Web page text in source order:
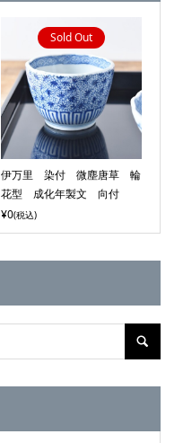
Sold Out
伊万里 染付 微塵唐草 輪
花型 成化年製文 向付
¥0(税込)